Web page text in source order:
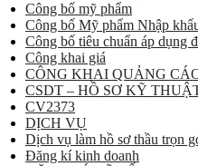
Công bố mỹ phẩm
Công bố Mỹ phẩm Nhập
Công bố tiêu chuẩn áp dụng
Công khai giá
CÔNG KHAI QUẢNG
CSDT – HỒ SƠ KỸ
CV2373
DỊCH VỤ
Dịch vụ làm hồ sơ thầu trọn
Đăng kí kinh doanh